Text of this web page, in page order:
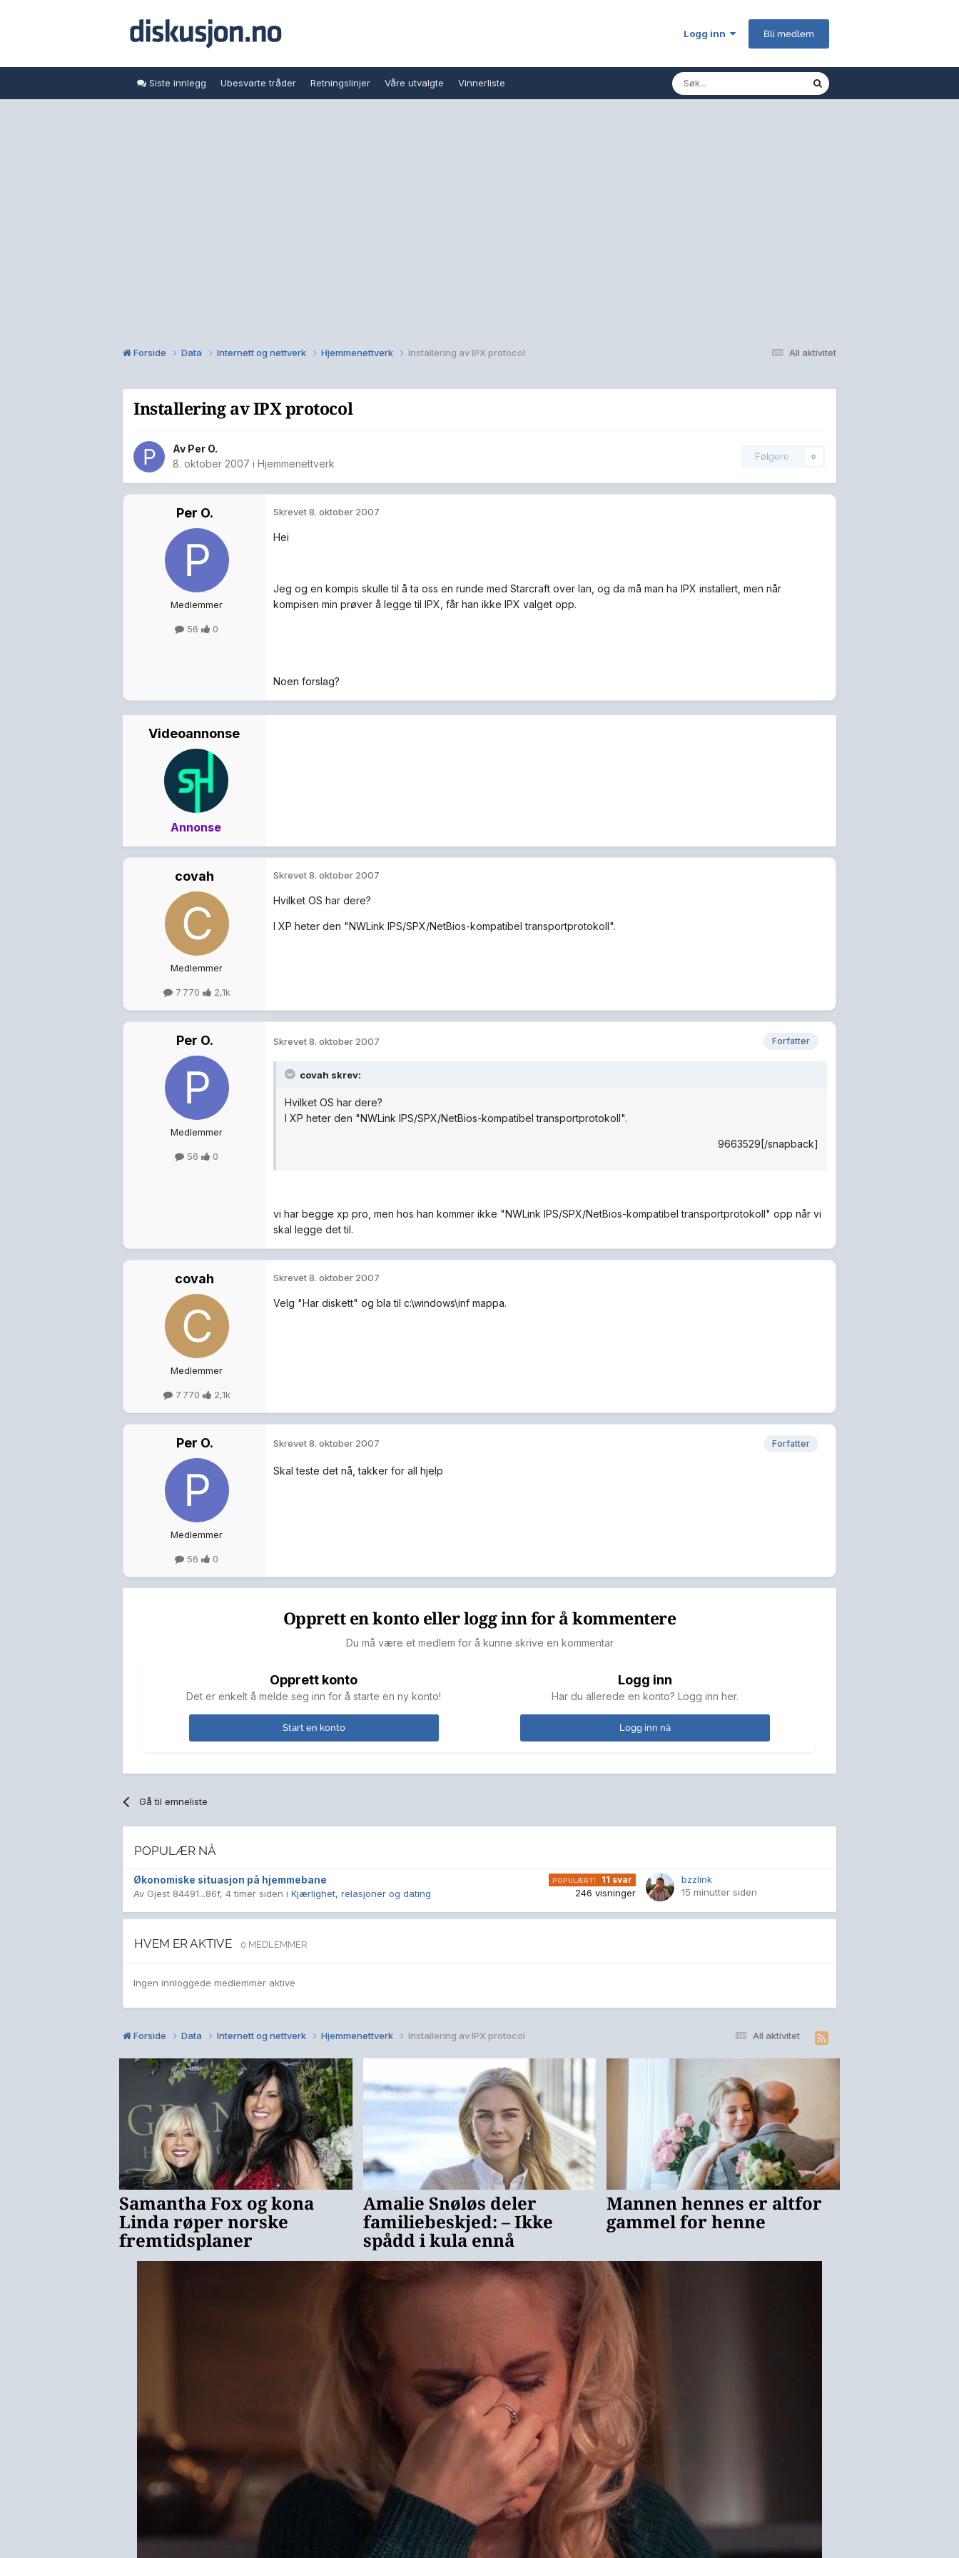
Logg inn Bli medlem
Siste innlegg Ubesvarte tråder Retningslinjer Våre utvalgte Vinnerliste
All aktivitet
Forside Data Internett og nettverk Hjemmenettverk Installering av IPX protocol
Installering av IPX protocol
Av Per O.
8. oktober 2007 i Hjemmenettverk
Følgere 0
Per O.
Medlemmer
56 0
Skrevet8. oktober 2007
Hei
Jeg og en kompis skulle til å ta oss en runde med Starcraft over lan, og da må man ha IPX installert, men når
kompisen min prøver å legge til IPX, får han ikke IPX valget opp.
Noen forslag?
Videoannonse
Annonse
covah
Medlemmer
7 770 2,1k
Skrevet8. oktober 2007
Hvilket OS har dere?
I XP heter den "NWLink IPS/SPX/NetBios-kompatibel transportprotokoll".
Per O.
Medlemmer
56 0
Forfatter
Skrevet8. oktober 2007
covah skrev:
Hvilket OS har dere?
I XP heter den "NWLink IPS/SPX/NetBios-kompatibel transportprotokoll".
9663529[/snapback]
vi har begge xp pro, men hos han kommer ikke "NWLink IPS/SPX/NetBios-kompatibel transportprotokoll" opp når vi
skal legge det til.
covah
Medlemmer
7 770 2,1k
Skrevet8. oktober 2007
Velg "Har diskett" og bla til c:\windows\inf mappa.
Per O.
Medlemmer
56 0
Forfatter
Skrevet8. oktober 2007
Skal teste det nå, takker for all hjelp
Opprett en konto eller logg inn for å kommentere
Du må være et medlem for å kunne skrive en kommentar
Opprett konto
Det er enkelt å melde seg inn for å starte en ny konto!
Start en konto
Logg inn
Har du allerede en konto? Logg inn her.
Logg inn nå
Gå til emneliste
POPULÆR NÅ
Økonomiske situasjon på hjemmebane
Av Gjest 84491...86f, 4 timer siden i Kjærlighet, relasjoner og dating
11 svar
246 visninger
bzzlink
15 minutter siden
HVEM ER AKTIVE 0 MEDLEMMER
Ingen innloggede medlemmer aktive
All aktivitet
Forside Data Internett og nettverk Hjemmenettverk Installering av IPX protocol